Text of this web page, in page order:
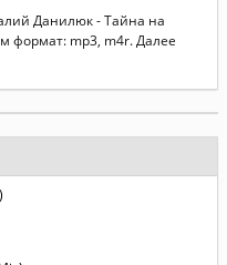
Данилюк - Тайна на
формат: mp3, m4r. Далее